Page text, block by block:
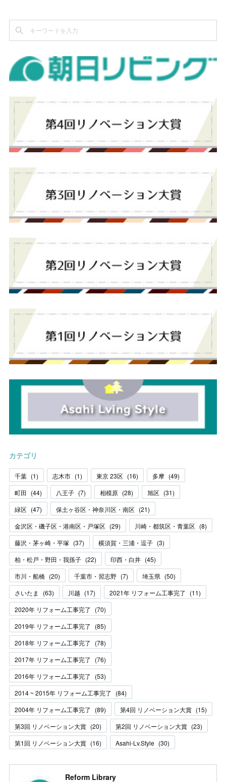
カテゴリ
千葉 (1) 志木市 (1) 東京 23区 (16) 多摩 (49)
町田 (44) 八王子 (7) 相模原 (28) 旭区 (31)
緑区 (47) 保土ヶ谷区・神奈川区・南区 (21)
金沢区・磯子区・港南区・戸塚区 (29) 川崎・都筑区・青葉区 (8)
藤沢・茅ヶ崎・平塚 (37) 横須賀・三浦・逗子 (3)
柏・松戸・野田・我孫子 (22) 印西・白井 (45)
市川・船橋 (20) 千葉市・習志野 (7) 埼玉県 (50)
さいたま
(63) 川越 (17) 2021年 リフォーム工事完了 (11)
2020年 リフォーム工事完了
(70)
2019年 リフォーム工事完了
(85)
2018年 リフォーム工事完了
(78)
2017年 リフォーム工事完了
(76)
2016年 リフォーム工事完了
(53)
2014 ~ 2015年 リフォーム工事完了
(84)
2004年 リフォーム工事完了
(89) 第4回 リノベーション大賞 (15)
第3回 リノベーション大賞 (20) 第2回 リノベーション大賞 (23)
第1回 リノベーション大賞 (16) Asahi-Lv.Style (30)
Reform Library